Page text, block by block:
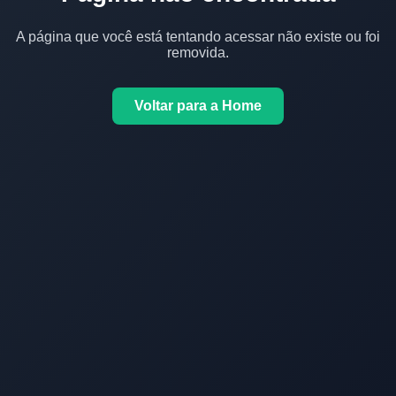
A página que você está tentando acessar não existe ou foi
removida.
Voltar para a Home